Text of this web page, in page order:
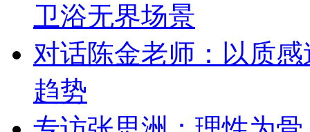
卫浴无界场景
对话陈金老师：以质
趋势